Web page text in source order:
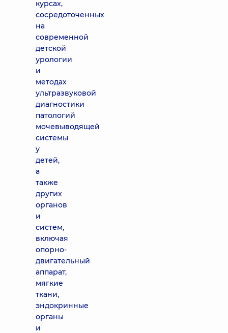
курсах,
сосредоточенных
на
современной
детской
урологии
и
методах
ультразвуковой
диагностики
патологий
мочевыводящей
системы
у
детей,
а
также
других
органов
и
систем,
включая
опорно-
двигательный
аппарат,
мягкие
ткани,
эндокринные
органы
и